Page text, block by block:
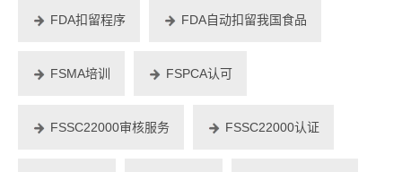
FDA扣留程序 FDA自动扣留我国食品
FSMA培训 FSPCA认可
FSSC22000审核服务 FSSC22000认证